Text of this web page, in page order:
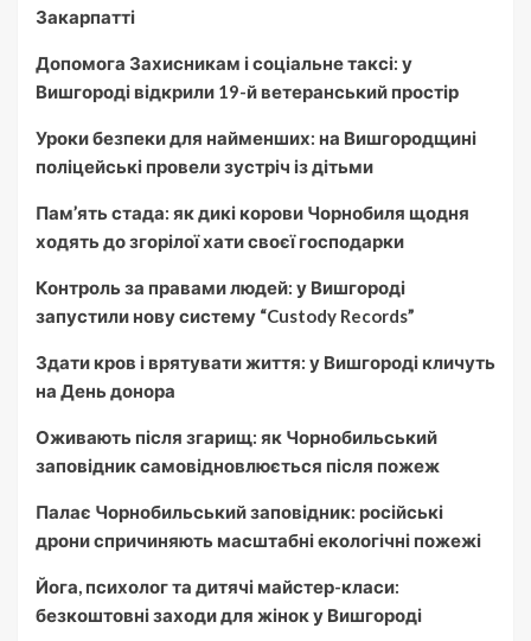
Закарпатті
Допомога Захисникам і соціальне таксі: у
Вишгороді відкрили 19-й ветеранський простір
Уроки безпеки для найменших: на Вишгородщині
поліцейські провели зустріч із дітьми
Пам’ять стада: як дикі корови Чорнобиля щодня
ходять до згорілої хати своєї господарки
Контроль за правами людей: у Вишгороді
запустили нову систему “Custody Records”
Здати кров і врятувати життя: у Вишгороді кличуть
на День донора
Оживають після згарищ: як Чорнобильський
заповідник самовідновлюється після пожеж
Палає Чорнобильський заповідник: російські
дрони спричиняють масштабні екологічні пожежі
Йога, психолог та дитячі майстер-класи:
безкоштовні заходи для жінок у Вишгороді